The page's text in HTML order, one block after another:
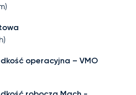
operacyjna – VMO